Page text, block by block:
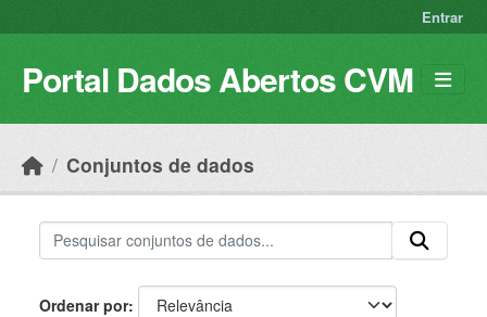
Entrar
Portal Dados Abertos CVM
Conjuntos de dados
Ordenar por